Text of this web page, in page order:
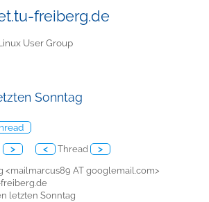
freiberg.de
User Group
Sonntag
> < Thread >
<mailmarcus89 AT googlemail.com>
letzten Sonntag